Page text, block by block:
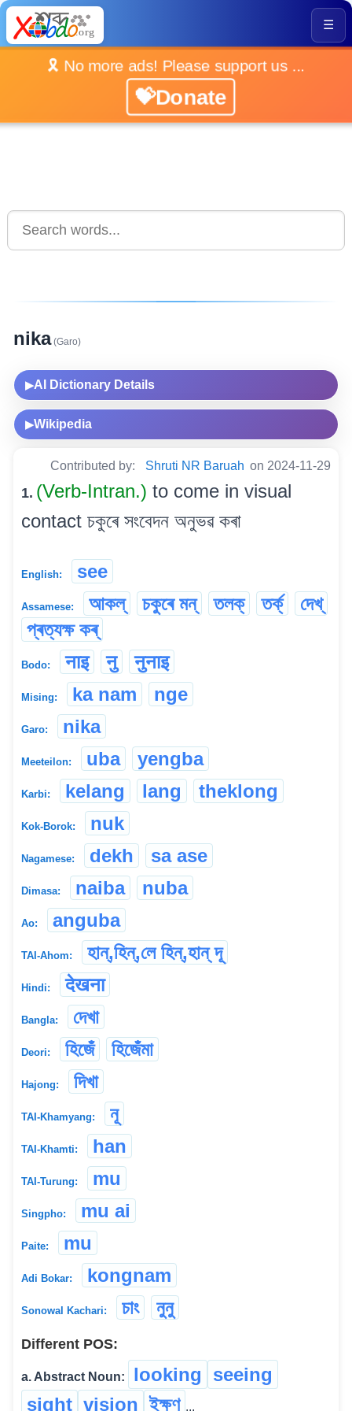
☰
🎗️ No more ads! Please support us ...
💝Donate
nika(Garo)
▶AI Dictionary Details
▶Wikipedia
Contributed by: Shruti NR Baruah on 2024-11-29
1. (Verb-Intran.) to come in visual
contact চকুৰে সংবেদন অনুভৱ কৰা
English: see
Assamese: আকল্ চকুৰে মন্ তলক্ তৰ্ক্
দেখ্
প্ৰত্যক্ষ কৰ্
Bodo: नाइ नु नुनाइ
Mising: ka nam nge
Garo: nika
Meeteilon: uba yengba
Karbi: kelang lang theklong
Kok-Borok: nuk
Nagamese: dekh sa ase
Dimasa: naiba nuba
Ao: anguba
TAI-Ahom: হান্,হিন্,লে হিন্,হান্ দূ
Hindi: देखना
Bangla: দেখা
Deori: হিজেঁ হিজেঁমা
Hajong: দিখা
TAI-Khamyang: নূ
TAI-Khamti: han
TAI-Turung: mu
Singpho: mu ai
Paite: mu
Adi Bokar: kongnam
Sonowal Kachari: চাং নুনু
Different POS:
a. Abstract Noun: looking
seeing
sight vision ইক্ষণ ...